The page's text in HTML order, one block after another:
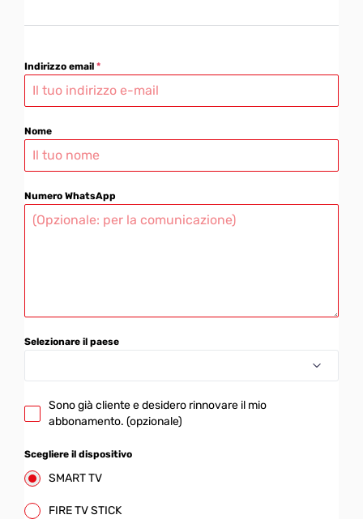
Indirizzo email *
Nome
Numero WhatsApp
Selezionare il paese
Sono già cliente e desidero rinnovare il mio
abbonamento. (opzionale)
Scegliere il dispositivo
SMART TV
FIRE TV STICK